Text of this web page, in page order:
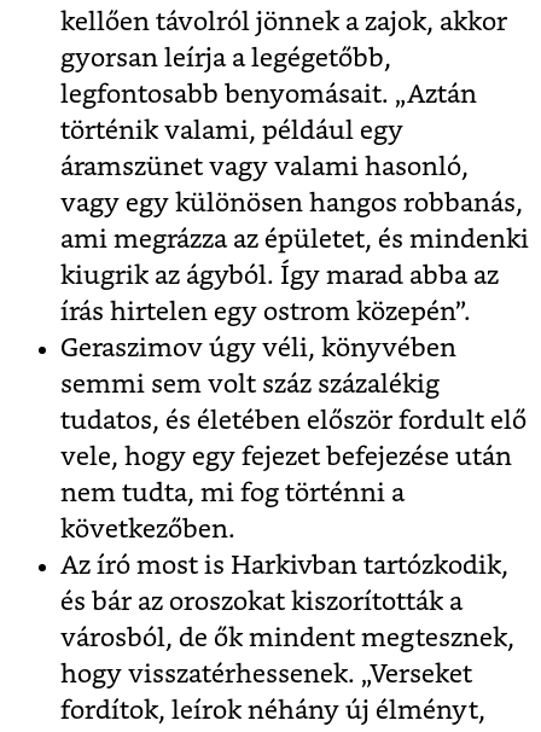
kellően távolról jönnek a zajok, akkor
gyorsan leírja a legégetőbb,
legfontosabb benyomásait. „Aztán
történik valami, például egy
áramszünet vagy valami hasonló,
vagy egy különösen hangos robbanás,
ami megrázza az épületet, és mindenki
kiugrik az ágyból. Így marad abba az
írás hirtelen egy ostrom közepén”.
Geraszimov úgy véli, könyvében
semmi sem volt száz százalékig
tudatos, és életében először fordult elő
vele, hogy egy fejezet befejezése után
nem tudta, mi fog történni a
következőben.
Az író most is Harkivban tartózkodik,
és bár az oroszokat kiszorították a
városból, de ők mindent megtesznek,
hogy visszatérhessenek. „Verseket
fordítok, leírok néhány új élményt,